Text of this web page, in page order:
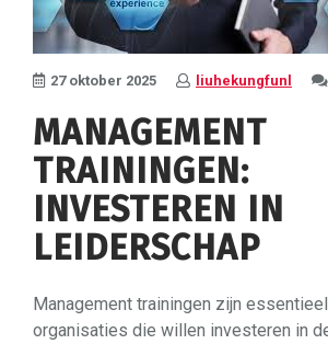
27 oktober 2025 liuhekungfunl
MANAGEMENT
TRAININGEN:
INVESTEREN IN
LEIDERSCHAP
Management trainingen zijn
organisaties die willen investeren in